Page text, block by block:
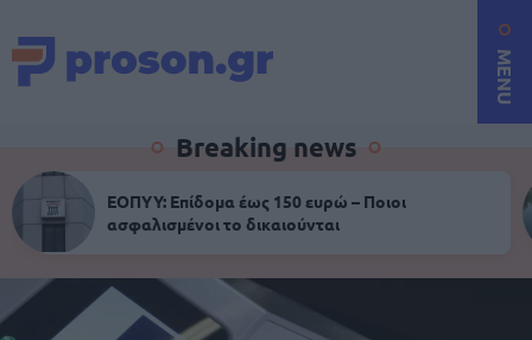
MENU
Breaking news
ΕΟΠΥΥ: Επίδομα έως 150 ευρώ – Ποιοι
ασφαλισμένοι το δικαιούνται